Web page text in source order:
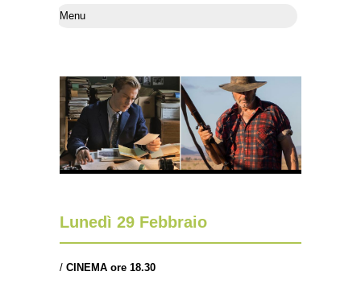
Lunedì 29 Febbraio
/ CINEMA ore 18.30